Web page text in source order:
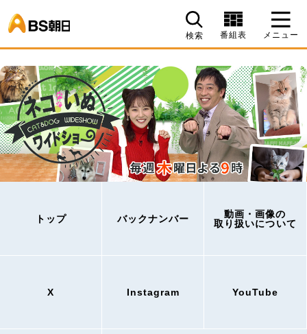
検索 番組表 メニュー
トップ バックナンバー
動画・画像の
取り扱いについて
X Instagram YouTube